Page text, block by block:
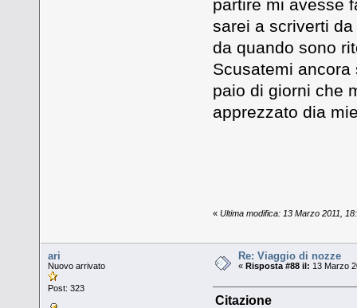
partire mi avesse
sarei a scriverti
da quando sono
Scusatemi
paio di giorni che
apprezzato dia
« Ultima modifica: 13 Marzo 2011,
ari
Nuovo arrivato
Post: 323
Re: Viaggio di nozze
«Risposta #88 il: 13 Marzo
Citazione